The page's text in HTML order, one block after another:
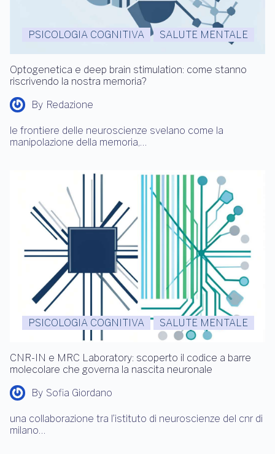
PSICOLOGIA COGNITIVA SALUTE MENTALE
Optogenetica e deep brain stimulation: come stanno
riscrivendo la nostra memoria?
By Redazione
le frontiere delle neuroscienze svelano come la
manipolazione della memoria,…
PSICOLOGIA COGNITIVA SALUTE MENTALE
CNR-IN e MRC Laboratory: scoperto il codice a barre
molecolare che governa la nascita neuronale
By Sofia Giordano
una collaborazione tra l’istituto di neuroscienze del cnr di
milano…